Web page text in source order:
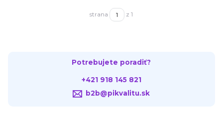
strana z 1
Potrebujete poradiť?
+421 918 145 821
b2b@pikvalitu.sk